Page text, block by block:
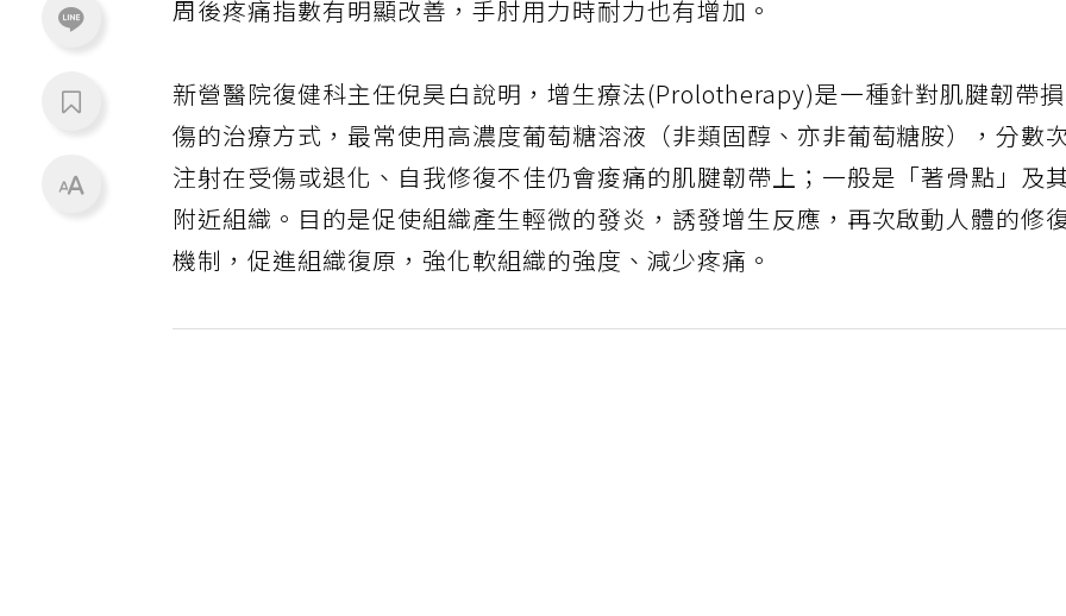
周後疼痛指數有明顯改善，手肘用力時耐力也有增加。
新營醫院復健科主任倪昊白說明，增生療法(Prolotherapy)是一種針對肌腱韌帶
傷的治療方式，最常使用高濃度葡萄糖溶液（非類固醇、亦非葡萄糖胺），分數
注射在受傷或退化、自我修復不佳仍會痠痛的肌腱韌帶上；一般是「著骨點」及
附近組織。目的是促使組織產生輕微的發炎，誘發增生反應，再次啟動人體的修
機制，促進組織復原，強化軟組織的強度、減少疼痛。